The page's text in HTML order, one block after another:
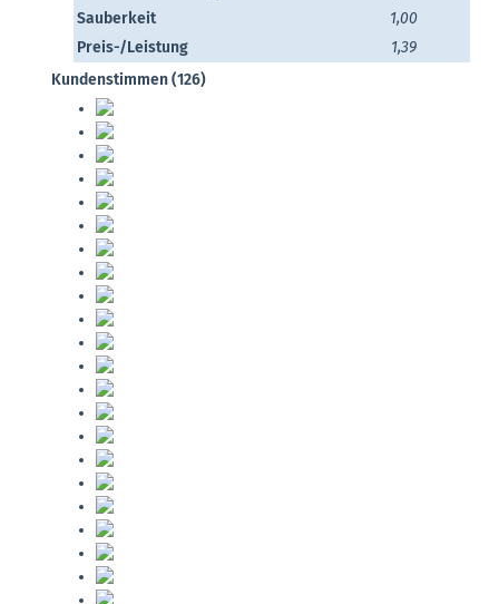
Sauberkeit
1,00
Preis-/Leistung
1,39
Kundenstimmen (126)